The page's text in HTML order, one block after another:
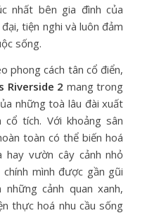
nhất bên gia đình của
tiện nghi và luôn đảm
sống.
phong cách tân cổ điển,
Riverside 2 mang trong
những toà lâu đài xuất
cổ tích. Với khoảng sân
toàn có thể biến hoá
hay vườn cây cảnh nhỏ
mình được gần gũi
cảnh quan xanh,
thực hoá nhu cầu sống